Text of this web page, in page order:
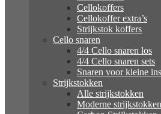
Cellokoffers
Cellokoffer extra’s
Strijkstok koffers
Cello snaren
4/4 Cello snaren los
4/4 Cello snaren sets
Snaren voor kleine
Strijkstokken
Alle strijkstokken
Moderne strijkstokken